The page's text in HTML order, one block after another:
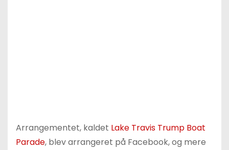
Arrangementet, kaldet Lake Travis Trump Boat
Parade, blev arrangeret på Facebook, og mere